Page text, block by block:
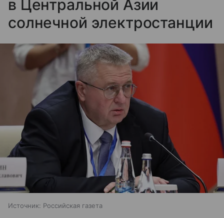
в Центральной Азии
солнечной электростанции
Источник: Российская газета